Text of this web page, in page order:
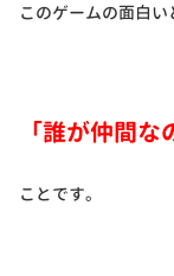
このゲームの面白い
「誰が仲間な
ことです。